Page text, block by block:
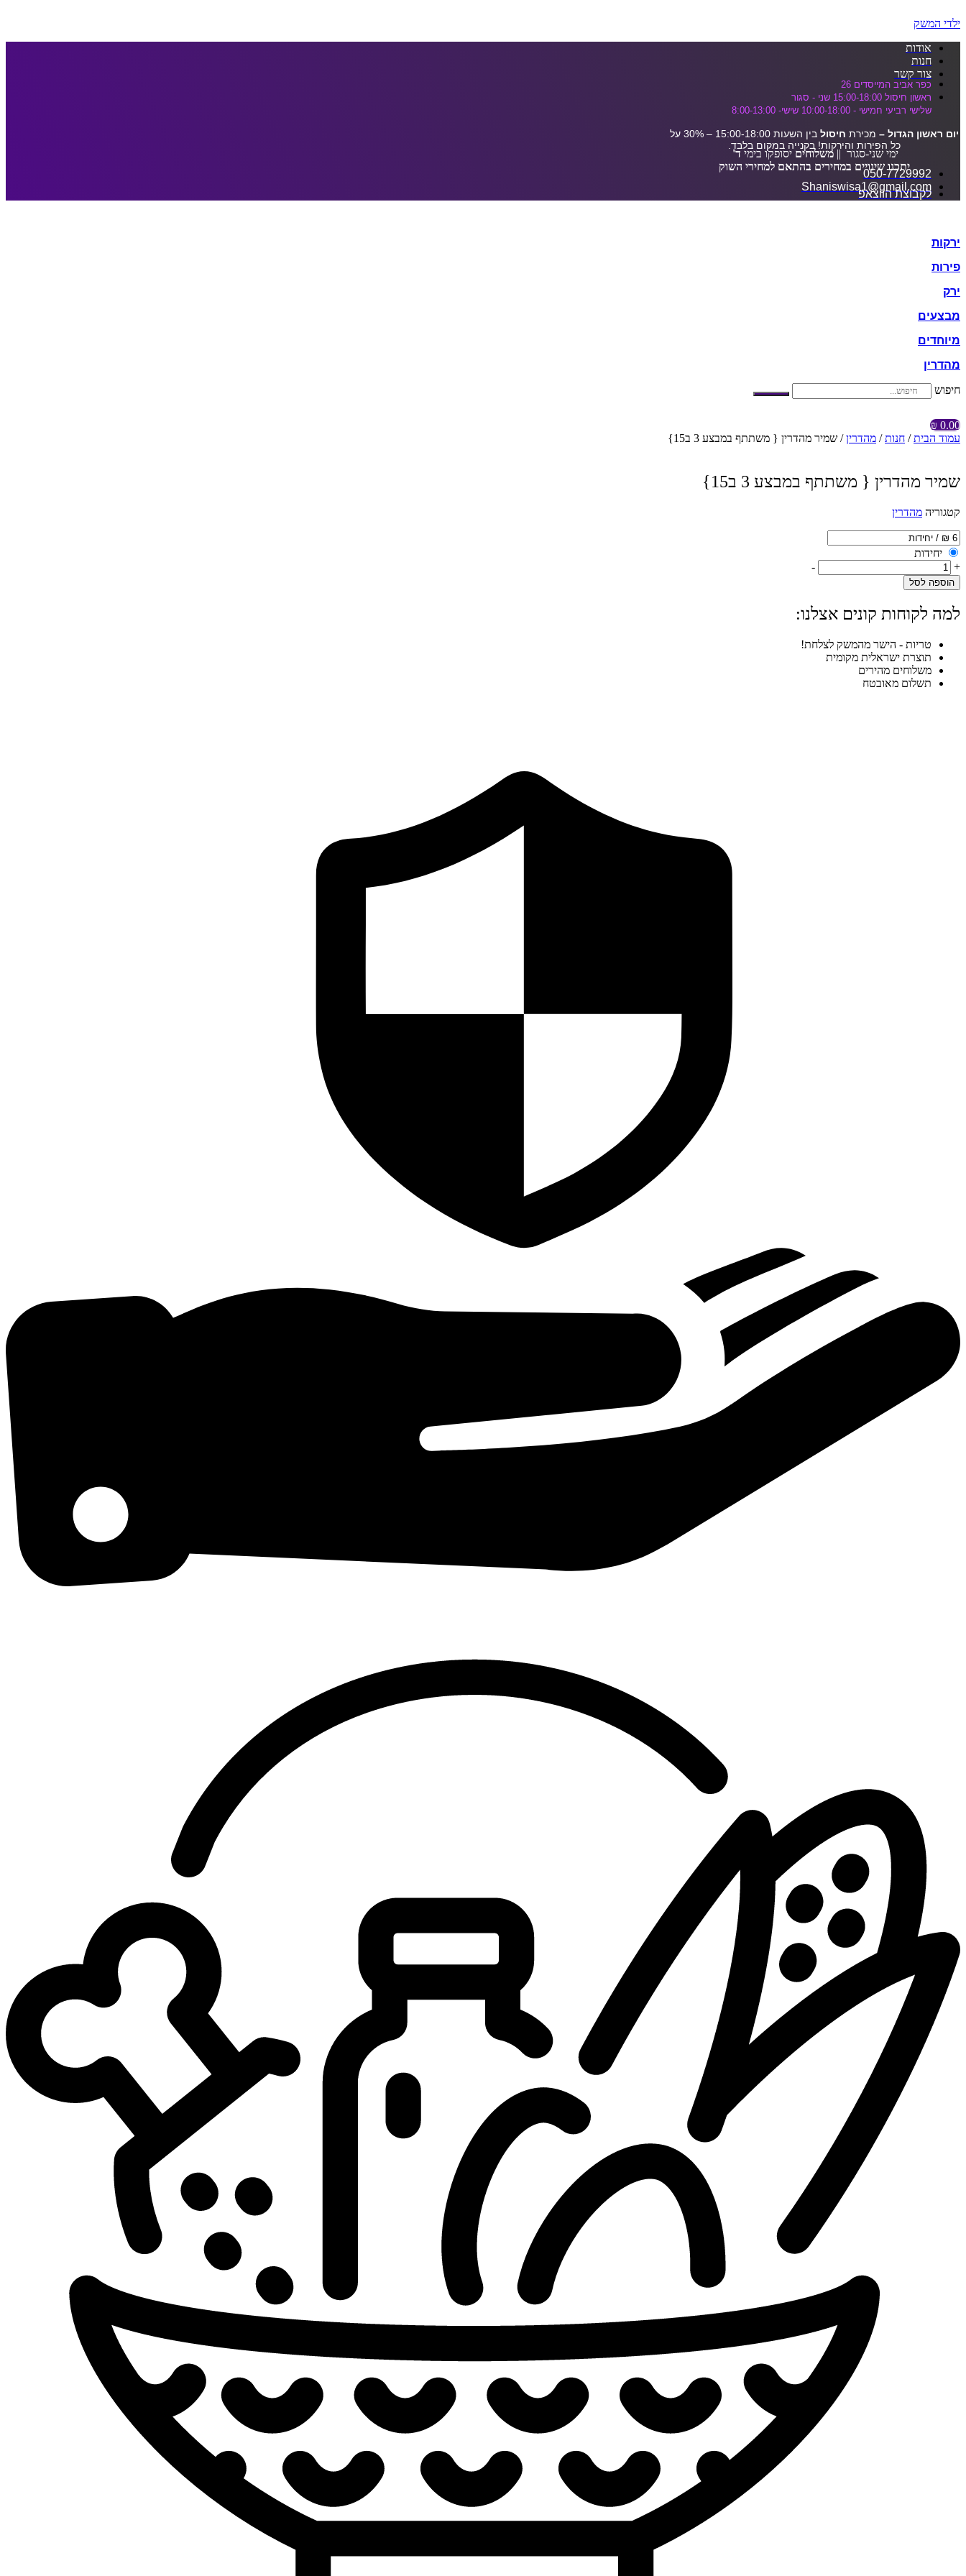
ילדי המשק
אודות
חנות
צור קשר
כפר אביב המייסדים 26
ראשון חיסול 15:00-18:00 שני - סגור
שלישי רביעי חמישי - 10:00-18:00 שישי- 8:00-13:00
יום ראשון הגדול – מכירת חיסול
בין השעות 15:00-18:00 – 30% על
כל הפירות והירקות! בקנייה במקום בלבד.
ימי שני-סגור || משלוחים יסופקו בימי ד'
יתכנו שינויים במחירים בהתאם למחירי השוק
050-7729992
Shaniswisa1@gmail.com
לקבוצת הווצאפ
ירקות
פירות
ירק
מבצעים
מיוחדים
מהדרין
חיפוש
0.00
₪
עמוד הבית/ חנות/ מהדרין/ שמיר מהדרין { משתתף במבצע 3 ב15}
שמיר מהדרין { משתתף במבצע 3 ב15}
קטגוריה מהדרין
יחידות
+
-
הוספה לסל
למה לקוחות קונים אצלנו:
טריות - הישר מהמשק לצלחת!
תוצרת ישראלית מקומית
משלוחים מהירים
תשלום מאובטח